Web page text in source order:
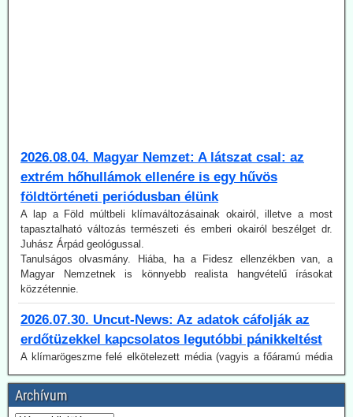
extrém hőhullámok ellenére is egy hűvös
földtörténeti periódusban élünk
A lap a Föld múltbeli klímaváltozásainak okairól, illetve a most
tapasztalható változás természeti és emberi okairól beszélget dr.
Juhász Árpád geológussal.
Tanulságos olvasmány. Hiába, ha a Fidesz ellenzékben van, a
Magyar Nemzetnek is könnyebb realista hangvételű írásokat
közzétennie.
2026.07.30. Uncut-News: Az adatok cáfolják az
erdőtüzekkel kapcsolatos legutóbbi pánikkeltést
A klímarögeszme felé elkötelezett média (vagyis a főáramú média
100 %-ban) a klímaváltozásban, magyarul az antropogén CO2-
kibocsátás növekedésében igyekszik megtalálni (vagy legalábbis az
olvasókkal elhitetni) az erdőtüzek okát. Így van ez az idén is, mint a
korábbi években. A gépezet figyelmen kívül hagyja úgy az emberi
tényezőt, akár a gondatlanságot, akár a szándékos gyújtogatást,
Archívum